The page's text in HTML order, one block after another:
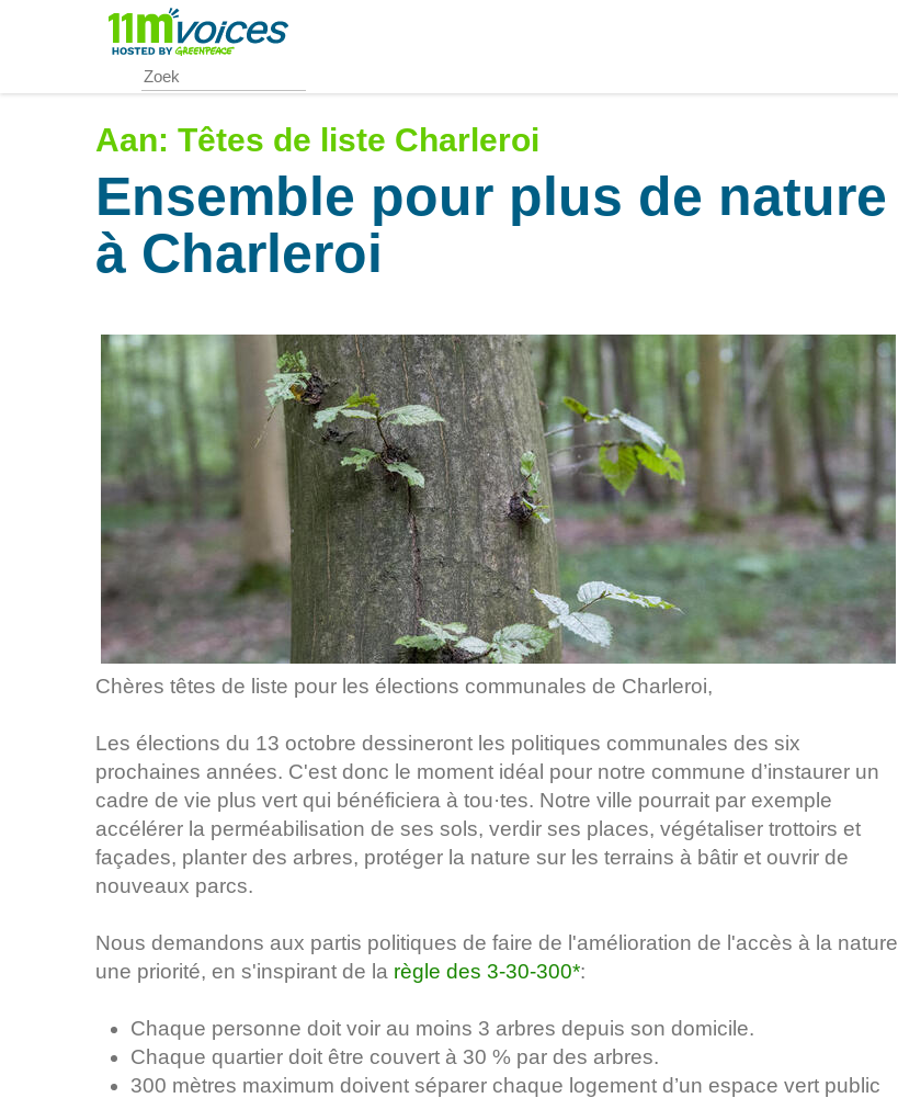
content
Aan: Têtes de liste Charleroi
Ensemble pour plus de nature
à Charleroi
Chères têtes de liste pour les élections communales de Charleroi,
Les élections du 13 octobre dessineront les politiques communales des six
prochaines années. C'est donc le moment idéal pour notre commune d’instaurer un
cadre de vie plus vert qui bénéficiera à tou·tes. Notre ville pourrait par exemple
accélérer la perméabilisation de ses sols, verdir ses places, végétaliser trottoirs et
façades, planter des arbres, protéger la nature sur les terrains à bâtir et ouvrir de
nouveaux parcs.
Nous demandons aux partis politiques de faire de l'amélioration de l'accès à la nature
une priorité, en s'inspirant de la règle des 3-30-300*:
Chaque personne doit voir au moins 3 arbres depuis son domicile.
Chaque quartier doit être couvert à 30 % par des arbres.
300 mètres maximum doivent séparer chaque logement d’un espace vert public